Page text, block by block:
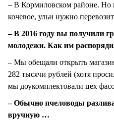
– В Кормиловском районе. Но
кочевое, ульи нужно
– В 2016 году вы получили
молодежи. Как им
– Мы обещали открыть
282 тысячи рублей (хотя
мы доукомплектовали цех
– Обычно пчеловоды
вручную …